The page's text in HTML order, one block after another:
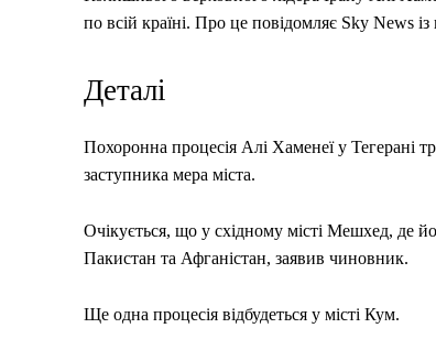
по всій країні. Про це повідомляє Sky News
Деталі
Похоронна процесія Алі Хаменеї у Тегерані
заступника мера міста.
Очікується, що у східному місті Мешхед, де
Пакистан та Афганістан, заявив чиновник.
Ще одна процесія відбудеться у місті Кум.